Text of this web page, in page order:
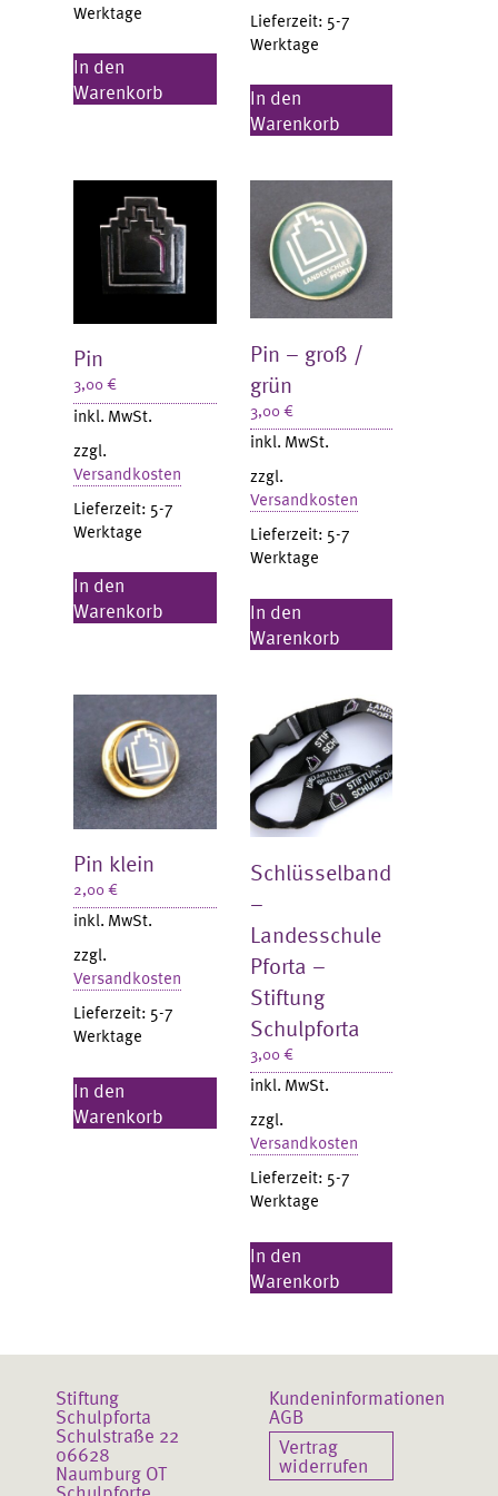
Werktage
In den
Warenkorb
Lieferzeit: 5-7
Werktage
In den
Warenkorb
Pin
3,00€
inkl. MwSt.
zzgl.
Versandkosten
Lieferzeit: 5-7
Werktage
In den
Warenkorb
Pin – groß /
grün
3,00€
inkl. MwSt.
zzgl.
Versandkosten
Lieferzeit: 5-7
Werktage
In den
Warenkorb
Pin klein
2,00€
inkl. MwSt.
zzgl.
Versandkosten
Lieferzeit: 5-7
Werktage
In den
Warenkorb
Schlüsselband
–
Landesschule
Pforta –
Stiftung
Schulpforta
3,00€
inkl. MwSt.
zzgl.
Versandkosten
Lieferzeit: 5-7
Werktage
In den
Warenkorb
Stiftung
Schulpforta
Schulstraße 22
06628
Naumburg OT
Kundeninformationen
AGB
Vertrag
widerrufen